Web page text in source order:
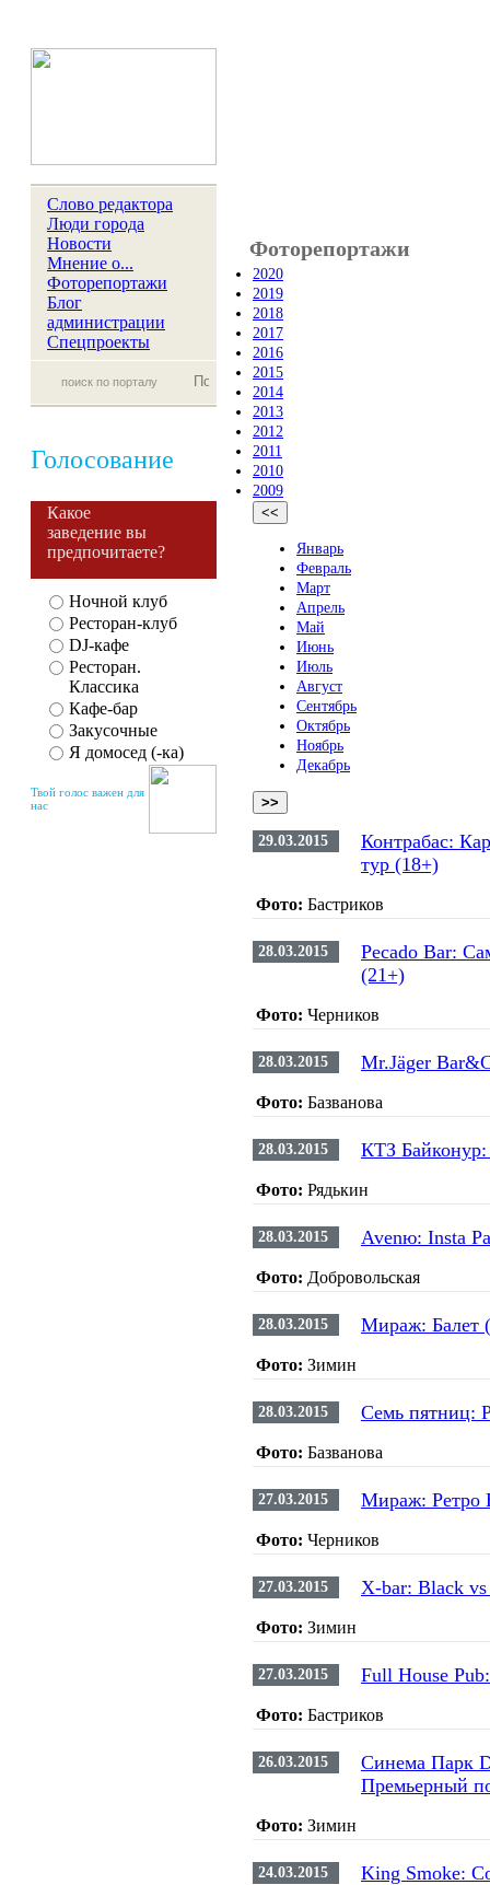
Слово редактора
Люди города
Новости
Мнение о...
Фоторепортажи
Блог
администрации
Спецпроекты
Голосование
Какое
заведение вы
предпочитаете?
Ночной клуб
Ресторан-клуб
DJ-кафе
Ресторан.
Классика
Кафе-бар
Закусочные
Я домосед (-ка)
Твой голос важен для
нас
Фоторепортажи
2020
2019
2018
2017
2016
2015
2014
2013
2012
2011
2010
2009
<<
Январь
Февраль
Март
Апрель
Май
Июнь
Июль
Август
Сентябрь
Октябрь
Ноябрь
Декабрь
>>
29.03.2015
Контрабас:
тур (18+)
Фото: Бастриков
28.03.2015
Pecado Bar:
(21+)
Фото: Черников
28.03.2015 Mr.Jäger
Фото: Базванова
28.03.2015 КТЗ
Фото: Рядькин
28.03.2015 Avenю: Insta
Фото: Добровольская
28.03.2015 Мираж: Балет
Фото: Зимин
28.03.2015 Семь пятниц:
Фото: Базванова
27.03.2015 Мираж: Ретро
Фото: Черников
27.03.2015 Х-bar: Black vs
Фото: Зимин
27.03.2015 Full House
Фото: Бастриков
26.03.2015
Синема Парк
Премьерный
Фото: Зимин
24.03.2015 King Smoke: